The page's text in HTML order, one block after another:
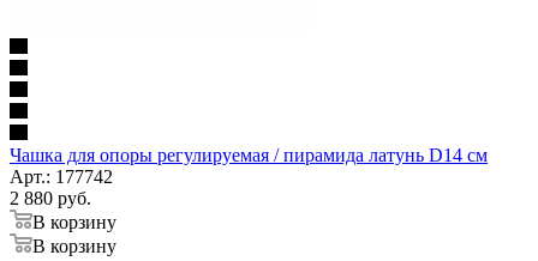
Чашка для опоры регулируемая / пирамида латунь D14 см
Арт.: 177742
2 880 руб.
В корзину
В корзину